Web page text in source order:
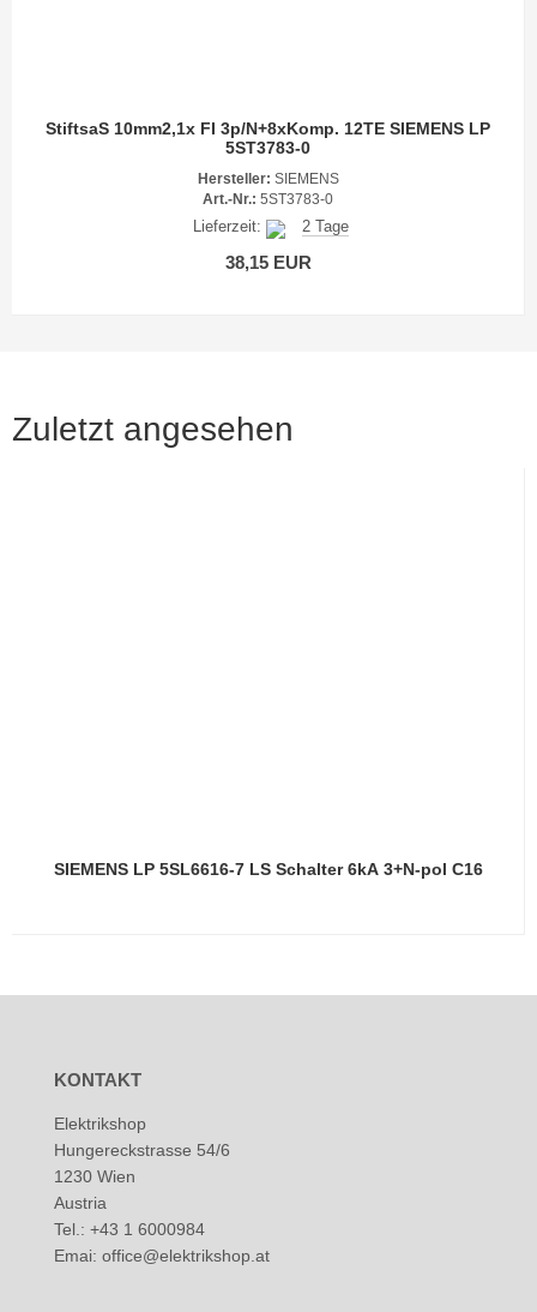
StiftsaS 10mm2,1x FI 3p/N+8xKomp. 12TE SIEMENS LP
5ST3783-0
Hersteller: SIEMENS
Art.-Nr.: 5ST3783-0
Lieferzeit: 2 Tage
38,15 EUR
Zuletzt angesehen
SIEMENS LP 5SL6616-7 LS Schalter 6kA 3+N-pol C16
KONTAKT
Elektrikshop
Hungereckstrasse 54/6
1230 Wien
Austria
Tel.: +43 1 6000984
Emai: office@elektrikshop.at